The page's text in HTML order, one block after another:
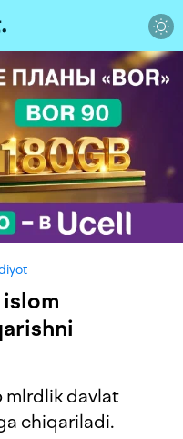
mlrdlik davlat
chiqariladi.